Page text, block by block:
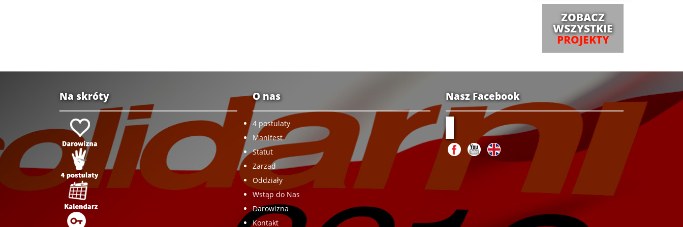
ZOBACZ
WSZYSTKIE
PROJEKTY
Na skróty O nas
4 postulaty
Manifest
Statut
Zarząd
Oddziały
Wstąp do Nas
Darowizna
Kontakt
Nasz Facebook